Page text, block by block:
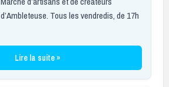
d’Ambleteuse. Tous les vendredis, de 17h
Lire la suite »